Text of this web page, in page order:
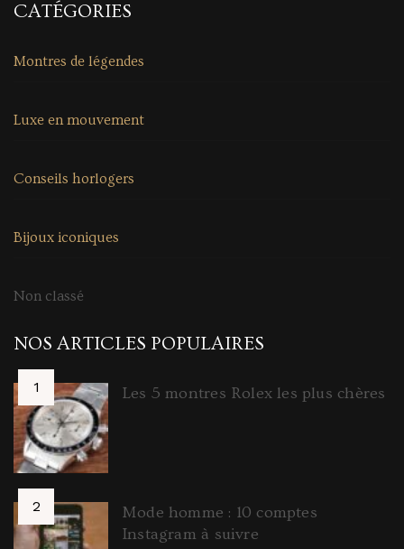
CATÉGORIES
Montres de légendes
Luxe en mouvement
Conseils horlogers
Bijoux iconiques
Non classé
NOS ARTICLES POPULAIRES
Les 5 montres Rolex les plus chères
Mode homme : 10 comptes
Instagram à suivre